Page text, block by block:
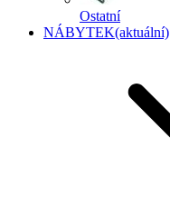
Ostatní
NÁBYTEK(aktuální)